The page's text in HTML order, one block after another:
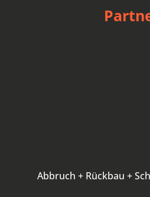
Abbruch + Rückbau +